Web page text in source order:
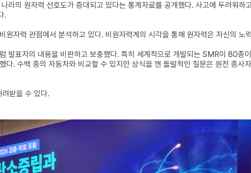
라의 원자력 선호도가 증대되고 있다는 통계자료를 공개했다. 사고에 두려워하
.
원자력 관점에서 분석하고 있다. 비원자력계의 시각을 통해 원자력은 자신의 노
발표자의 내용을 비판하고 보충했다. 특히 세계적으로 개발되는 SMR이 80종
다. 수백 종의 자동차와 비교할 수 있지만 상식을 깬 돌발적인 질문은 원전 종사
받을 수 있다.